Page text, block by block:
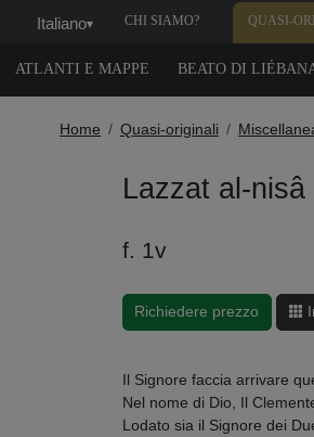
Italiano▾ CHI SIAMO? QUASI-
ATLANTI E MAPPE BEATO DI
Home Quasi-originali
Lazzat al-
f. 1v
Richiedere prezzo
Il Signore faccia arrivare
Nel nome di Dio, Il
Lodato sia il Signore dei